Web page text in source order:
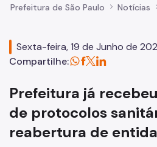
Prefeitura de São Paulo Notícias
Sexta-feira, 19 de Junho de
Compartilhe:
Prefeitura já
de protocolos
reabertura de